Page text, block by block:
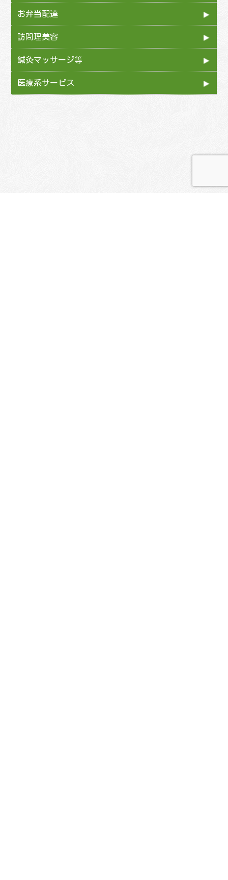
認知症対応型共同生活介護
（グループホーム）
軽費老人ホーム
介護付き有料老人ホーム
（特定施設入所者生活介護）
お弁当配達
訪問理美容
鍼灸マッサージ等
医療系サービス